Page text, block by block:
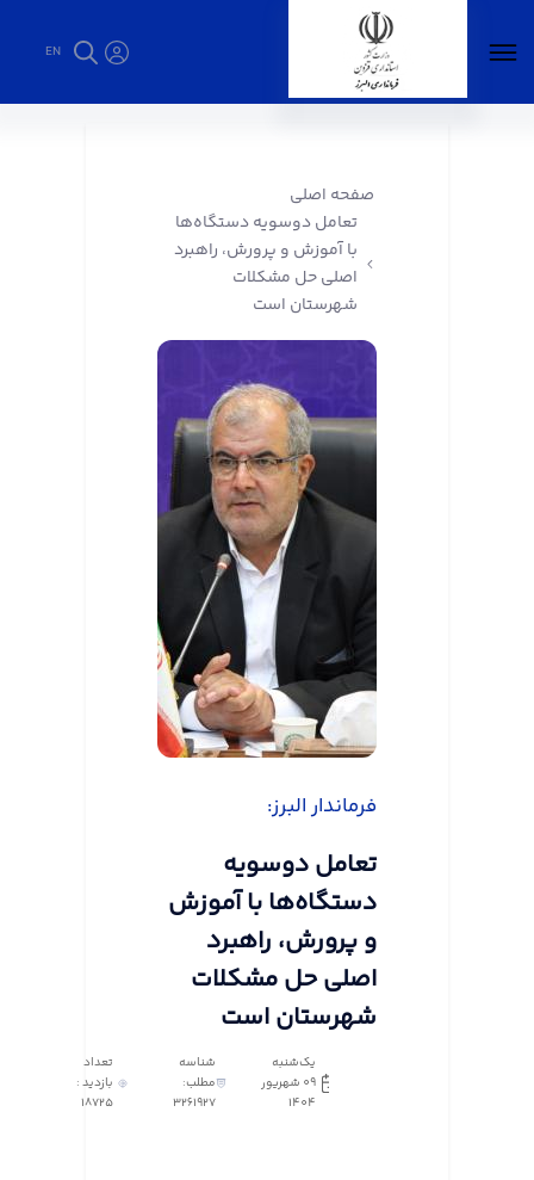
EN
صفحه اصلی
تعامل دوسویه دستگاه‌ها
با آموزش و پرورش، راهبرد
اصلی حل مشکلات
شهرستان است
فرماندار البرز:
تعامل دوسویه
دستگاه‌ها با آموزش
و پرورش، راهبرد
اصلی حل مشکلات
شهرستان است
یک‌شنبه
09 شهریور
1404
شناسه
مطلب:
3261927
تعداد
بازدید :
18725